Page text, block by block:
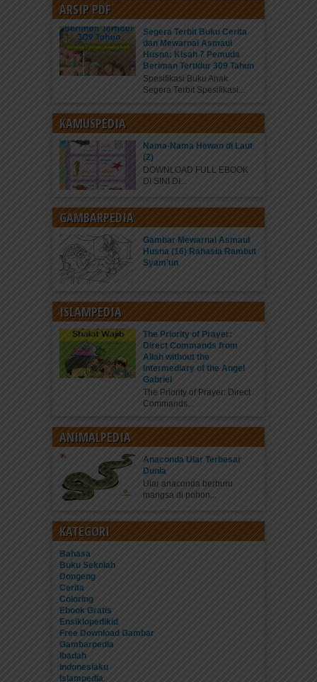
ARSIP PDF
Segera Terbit Buku Cerita
dan Mewarnai Asmaul
Husna: Kisah 7 Pemuda
Beriman Tertidur 309 Tahun
Spesifikasi Buku Anak
Segera Terbit Spesifikasi...
KAMUSPEDIA
Nama-Nama Hewan di Laut
(2)
DOWNLOAD FULL EBOOK
DI SINI DI...
GAMBARPEDIA
Gambar Mewarnai Asmaul
Husna (16) Rahasia Rambut
Syam’un
ISLAMPEDIA
The Priority of Prayer:
Direct Commands from
Allah without the
Intermediary of the Angel
Gabriel
The Priority of Prayer: Direct
Commands...
ANIMALPEDIA
Anaconda Ular Terbesar
Dunia
Ular anaconda berburu
mangsa di pohon...
KATEGORI
Bahasa
Buku Sekolah
Dongeng
Cerita
Coloring
Ebook Gratis
Ensiklopedikid
Free Download Gambar
Gambarpedia
Ibadah
Indonesiaku
Islampedia